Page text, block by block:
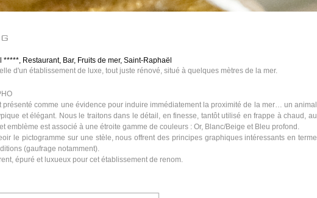
*****, Restaurant, Bar, Fruits de mer, Saint-Raphaël
d'un établissement de luxe, tout juste rénové, situé à quelques mètres de la mer.
présenté comme une évidence pour induire immédiatement la proximité de la mer… un animal
et élégant. Nous le traitons dans le détail, en finesse, tantôt utilisé en frappe à chaud, au
emblème est associé à une étroite gamme de couleurs : Or, Blanc/Beige et Bleu profond.
le pictogramme sur une stèle, nous offrent des principes graphiques intéressants en terme
(gaufrage notamment).
épuré et luxueux pour cet établissement de renom.